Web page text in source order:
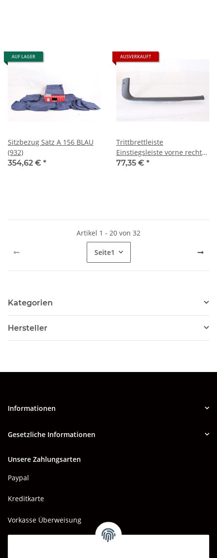
AUF LAGER
Sitzbezug Satz A 156 BLAU
(932)
354,62 € *
AUSVERKAUFT
Trittbrettleiste
Einstiegsleiste vorne rechts
NOS Alfa 156
77,35 € *
Artikel 1 - 20 von 32
Seite1
Kategorien
Hersteller
Informationen
Gesetzliche Informationen
Unsere Zahlungsarten
Paypal
Kreditkarte
Vorkasse Überweisung